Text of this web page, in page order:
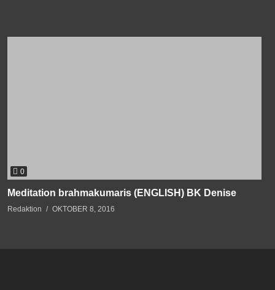
0
Meditation brahmakumaris (ENGLISH) BK Denise
Redaktion OKTOBER 8, 2016